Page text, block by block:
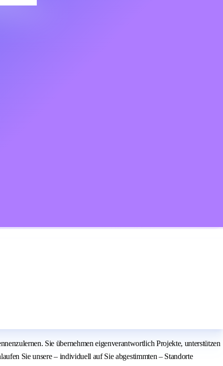
Sie übernehmen eigenverantwortlich Projekte, unterstützen
Sie unsere – individuell auf Sie abgestimmten – Standorte